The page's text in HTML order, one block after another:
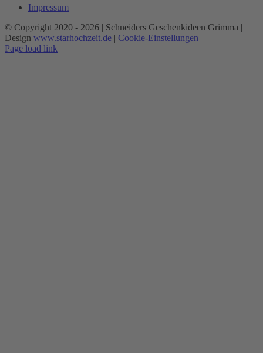
Impressum
© Copyright 2020 - 2026 | Schneiders Geschenkideen Grimma |
Design www.starhochzeit.de | Cookie-Einstellungen
Page load link